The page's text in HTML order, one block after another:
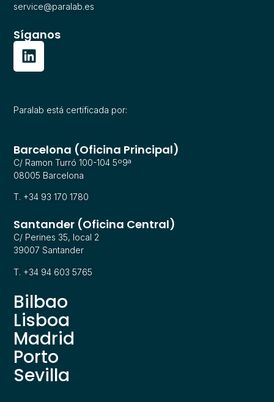
service@paralab.es
Síganos
Paralab está certificada por:
Barcelona (Oficina Principal)
C/ Ramon Turró 100-104 5º9ª
08005 Barcelona
T. +34 93 170 1780
Santander (Oficina Central)
C/ Perines 35, local 2
39007 Santander
T. +34 94 603 5765
Bilbao
Lisboa
Madrid
Porto
Sevilla